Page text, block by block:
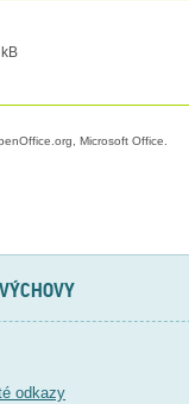
Microsoft Office.
odkazy